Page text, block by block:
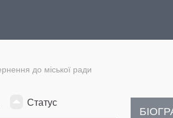
до міської ради
Статус